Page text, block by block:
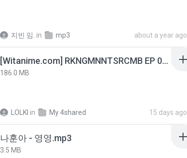
지빈 임. in mp3 about a year ago
[Witanime.com] RKNGMNNTSRCMB EP 05 HD.mp4
186.0 MB
LOLKI in My 4shared 15 days ago
나훈아 - 영영.mp3
3.5 MB